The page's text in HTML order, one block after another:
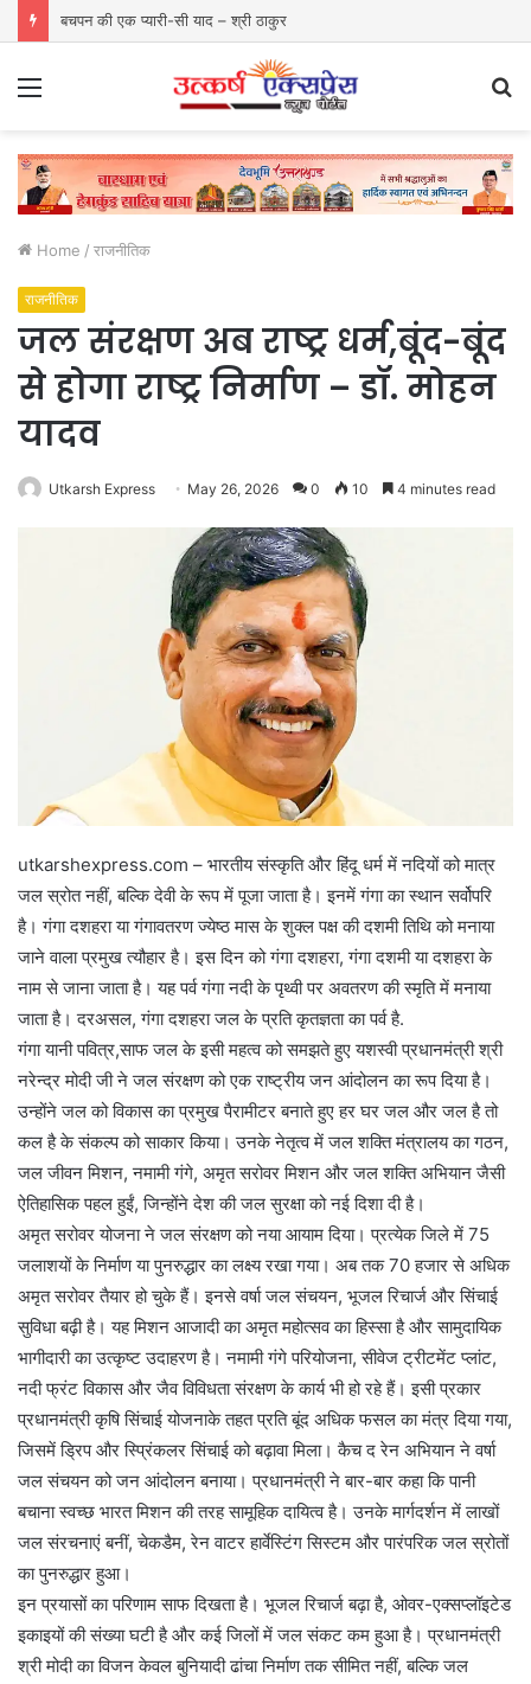
बचपन की एक प्यारी-सी याद – श्री ठाकुर
Home / राजनीतिक
राजनीतिक
जल संरक्षण अब राष्ट्र धर्म,बूंद-बूंद
से होगा राष्ट्र निर्माण – डॉ. मोहन
यादव
Utkarsh Express May 26, 2026 0 10 4 minutes read
utkarshexpress.com – भारतीय संस्कृति और हिंदू धर्म में नदियों को मात्र
जल स्रोत नहीं, बल्कि देवी के रूप में पूजा जाता है। इनमें गंगा का स्थान सर्वोपरि
है। गंगा दशहरा या गंगावतरण ज्येष्ठ मास के शुक्ल पक्ष की दशमी तिथि को मनाया
जाने वाला प्रमुख त्यौहार है। इस दिन को गंगा दशहरा, गंगा दशमी या दशहरा के
नाम से जाना जाता है। यह पर्व गंगा नदी के पृथ्वी पर अवतरण की स्मृति में मनाया
जाता है। दरअसल, गंगा दशहरा जल के प्रति कृतज्ञता का पर्व है.
गंगा यानी पवित्र,साफ जल के इसी महत्व को समझते हुए यशस्वी प्रधानमंत्री श्री
नरेन्द्र मोदी जी ने जल संरक्षण को एक राष्ट्रीय जन आंदोलन का रूप दिया है।
उन्होंने जल को विकास का प्रमुख पैरामीटर बनाते हुए हर घर जल और जल है तो
कल है के संकल्प को साकार किया। उनके नेतृत्व में जल शक्ति मंत्रालय का गठन,
जल जीवन मिशन, नमामी गंगे, अमृत सरोवर मिशन और जल शक्ति अभियान जैसी
ऐतिहासिक पहल हुईं, जिन्होंने देश की जल सुरक्षा को नई दिशा दी है।
अमृत सरोवर योजना ने जल संरक्षण को नया आयाम दिया। प्रत्येक जिले में 75
जलाशयों के निर्माण या पुनरुद्धार का लक्ष्य रखा गया। अब तक 70 हजार से अधिक
अमृत सरोवर तैयार हो चुके हैं। इनसे वर्षा जल संचयन, भूजल रिचार्ज और सिंचाई
सुविधा बढ़ी है। यह मिशन आजादी का अमृत महोत्सव का हिस्सा है और सामुदायिक
भागीदारी का उत्कृष्ट उदाहरण है। नमामी गंगे परियोजना, सीवेज ट्रीटमेंट प्लांट,
नदी फ्रंट विकास और जैव विविधता संरक्षण के कार्य भी हो रहे हैं। इसी प्रकार
प्रधानमंत्री कृषि सिंचाई योजनाके तहत प्रति बूंद अधिक फसल का मंत्र दिया गया,
जिसमें ड्रिप और स्प्रिंकलर सिंचाई को बढ़ावा मिला। कैच द रेन अभियान ने वर्षा
जल संचयन को जन आंदोलन बनाया। प्रधानमंत्री ने बार-बार कहा कि पानी
बचाना स्वच्छ भारत मिशन की तरह सामूहिक दायित्व है। उनके मार्गदर्शन में लाखों
जल संरचनाएं बनीं, चेकडैम, रेन वाटर हार्वेस्टिंग सिस्टम और पारंपरिक जल स्रोतों
का पुनरुद्धार हुआ।
इन प्रयासों का परिणाम साफ दिखता है। भूजल रिचार्ज बढ़ा है, ओवर-एक्सप्लॉइटेड
इकाइयों की संख्या घटी है और कई जिलों में जल संकट कम हुआ है। प्रधानमंत्री
श्री मोदी का विजन केवल बुनियादी ढांचा निर्माण तक सीमित नहीं, बल्कि जल